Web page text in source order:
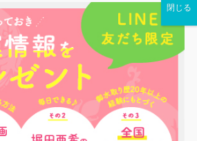
定 パワーストーン
お役立ち情報
公式アカウントのご紹介
ブログ